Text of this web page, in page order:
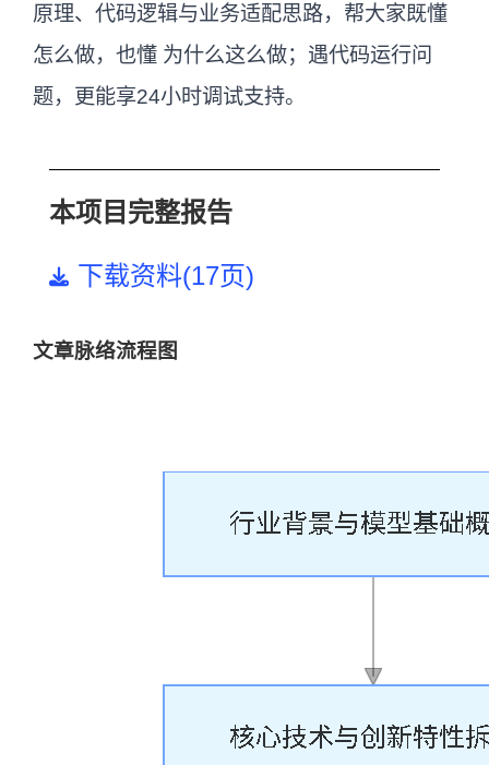
原理、代码逻辑与业务适配思路，帮大家既懂
怎么做，也懂 为什么这么做；遇代码运行问
题，更能享24小时调试支持。
本项目完整报告
下载资料(17页)
文章脉络流程图